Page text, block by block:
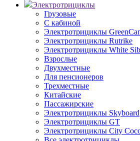
Электротрициклы
Грузовые
С кабиной
Электротрициклы
Электротрициклы Rutrike
Электротрициклы White
Взрослые
Двухместные
Для пенсионеров
Трехместные
Китайские
Пассажирские
Электротрициклы Skyboard
Электротрициклы GT
Электротрициклы City